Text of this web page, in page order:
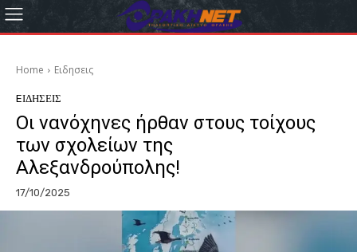
Home Eιδησεις
EΙΔΗΣΕΙΣ
Οι νανόχηνες ήρθαν στους τοίχους
των σχολείων της
Αλεξανδρούπολης!
17/10/2025